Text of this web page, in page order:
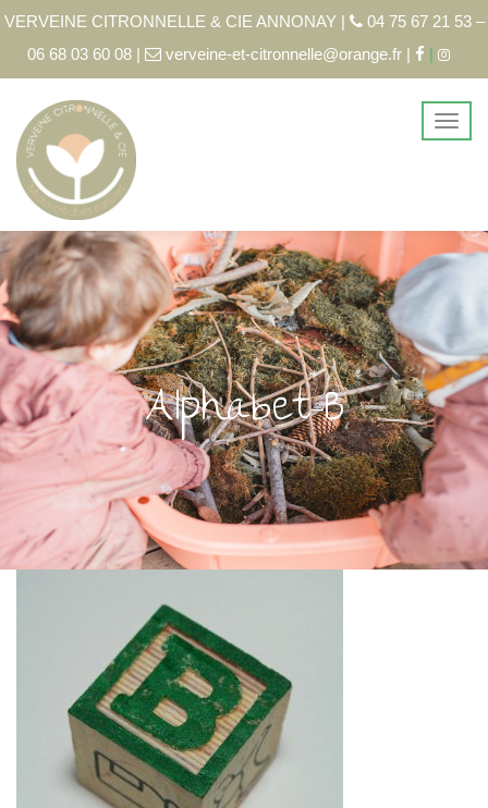
VERVEINE CITRONNELLE & CIE ANNONAY |
04 75 67 21 53 –
06 68 03 60 08 |
verveine-et-citronnelle@orange.fr | |
Alphabet-B